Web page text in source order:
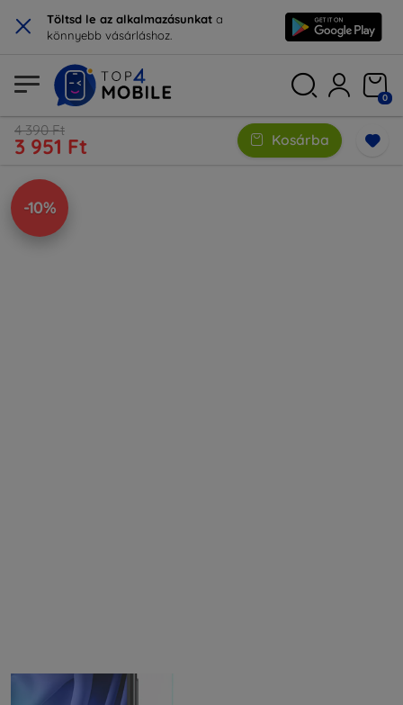
× Töltsd le az alkalmazásunkat a
könnyebb vásárláshoz.
0
4 390 Ft
3 951 Ft Kosárba
-10%